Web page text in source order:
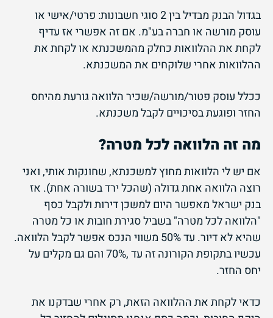
בגדול הבנק מבדיל בין 2 סוגי חשבונות: פרטי/אישי או
עוסק מורשה או חברה בע"מ. אם זה אפשרי אז עדיף
לקחת את ההלוואות כחלק מהמשכנתא או לקחת את
ההלוואות אחרי שלוקחים את המשכנתא.
ככלל עוסק פטור/מורשה/שכיר הלוואה גורעת מהיחס
החזר ופוגעת בסיכויים לקבל משכנתא.
מה זה הלוואה לכל מטרה?
אם יש לי הלוואות מחוץ למשכנתא, שחונקות אותי, ואני
רוצה הלוואה אחת גדולה (שהכל ירד בשורה אחת). אז
בנק ישראל מאפשר היום למשכן דירות ולקבל כסף
"הלוואה לכל מטרה" בשביל סגירת חובות או כל מטרה
שהיא לא דיור. עד 50% משווי הנכס אפשר לקבל הלוואה.
עכשיו בתקופת הקורונה זה עד ,70% והם גם מקלים על
יחס החזר.
כדאי לקחת את ההלוואה הזאת, רק אחרי שבדקנו את